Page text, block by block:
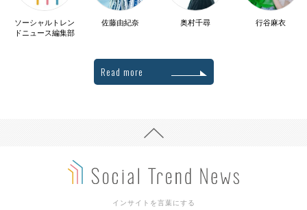
ソーシャルトレン
ドニュース編集部
佐藤由紀奈 奥村千尋 行谷麻衣
Read more
インサイトを言葉にする